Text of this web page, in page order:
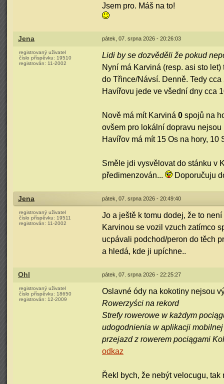
Jsem pro. Máš na to!
Jena pátek, 07. srpna 2026 - 20:26:03
registrovaný uživatel
číslo příspěvku: 19510
registrován: 11-2002
Lidi by se dozvěděli že pokud
Nyní má Karviná (resp. asi sto
do Třince/Návsí. Denně. Tedy cca
Havířovu jede ve všední dny cca
Nově má mít Karviná 0 spojů na
ovšem pro lokální dopravu nejsou
Havířov má mít 15 Os na hory, 10
Směle jdi vysvělovat do stánku v
předimenzován...
Doporučuju
Jena pátek, 07. srpna 2026 - 20:49:40
registrovaný uživatel
číslo příspěvku: 19511
registrován: 11-2002
Jo a ještě k tomu dodej, že to
Karvinou se vozil vzuch zatímco
ucpávali podchod/peron do těch
a hledá, kde ji upíchne..
Ohl pátek, 07. srpna 2026 - 22:25:27
registrovaný uživatel
číslo příspěvku: 18650
registrován: 12-2009
Oslavné ódy na kokotiny nejsou
Rowerzyści na rekord
Strefy rowerowe w każdym
udogodnienia w aplikacji
przejazd z rowerem pociągami
odkaz
Řekl bych, že nebýt velocugu,